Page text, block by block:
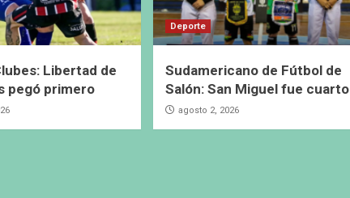
Libertad de
pegó primero
Deporte
Sudamericano de Fútbol de
Salón: San Miguel fue cuarto
agosto 2, 2026